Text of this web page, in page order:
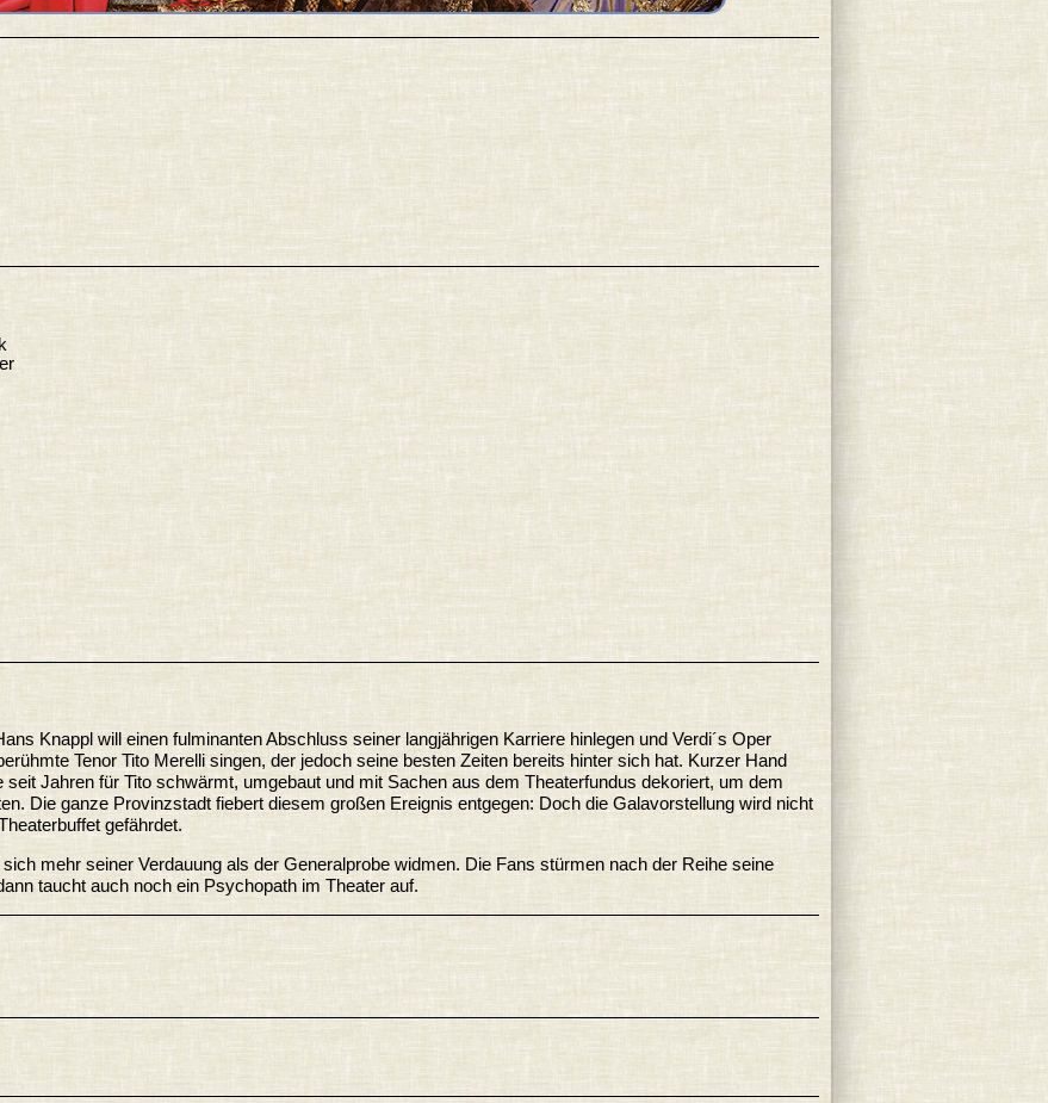
Knappl will einen fulminanten Abschluss seiner langjährigen Karriere hinlegen und Verdi´s Oper
Tenor Tito Merelli singen, der jedoch seine besten Zeiten bereits hinter sich hat. Kurzer Hand
Jahren für Tito schwärmt, umgebaut und mit Sachen aus dem Theaterfundus dekoriert, um dem
Die ganze Provinzstadt fiebert diesem großen Ereignis entgegen: Doch die Galavorstellung wird nicht
gefährdet.
mehr seiner Verdauung als der Generalprobe widmen. Die Fans stürmen nach der Reihe seine
taucht auch noch ein Psychopath im Theater auf.